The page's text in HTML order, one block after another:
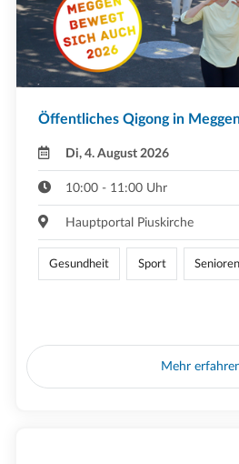
Öffentliches Qigong in
Di, 4. August 2026
10:00 - 11:00 Uhr
Hauptportal Piuskirche
Gesundheit Sport Senioren
Mehr